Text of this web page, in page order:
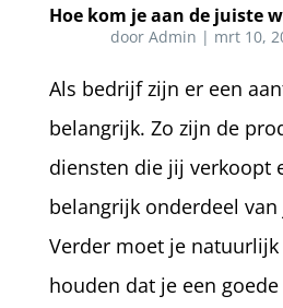
Hoe kom je aan de juiste
doorAdmin | mrt 10,
Als bedrijf zijn er een
belangrijk. Zo zijn de
diensten die jij verkoopt
belangrijk onderdeel
Verder moet je
houden dat je een